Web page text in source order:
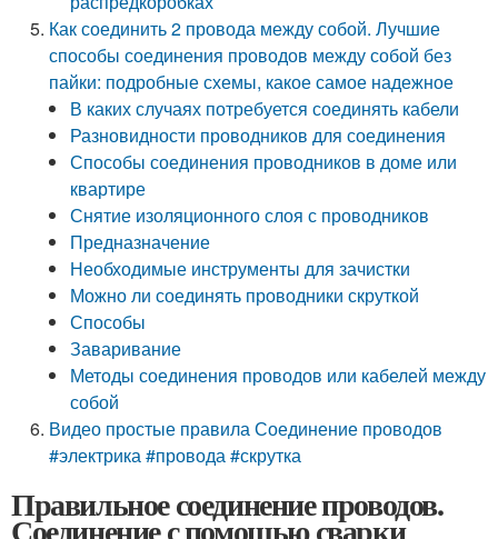
Как соединить 2 провода между собой. Лучшие
способы соединения проводов между собой без
пайки: подробные схемы, какое самое надежное
В каких случаях потребуется соединять кабели
Разновидности проводников для соединения
Способы соединения проводников в доме или
квартире
Снятие изоляционного слоя с проводников
Предназначение
Необходимые инструменты для зачистки
Можно ли соединять проводники скруткой
Способы
Заваривание
Методы соединения проводов или кабелей между
собой
Видео простые правила Соединение проводов
#электрика #провода #скрутка
Правильное соединение проводов.